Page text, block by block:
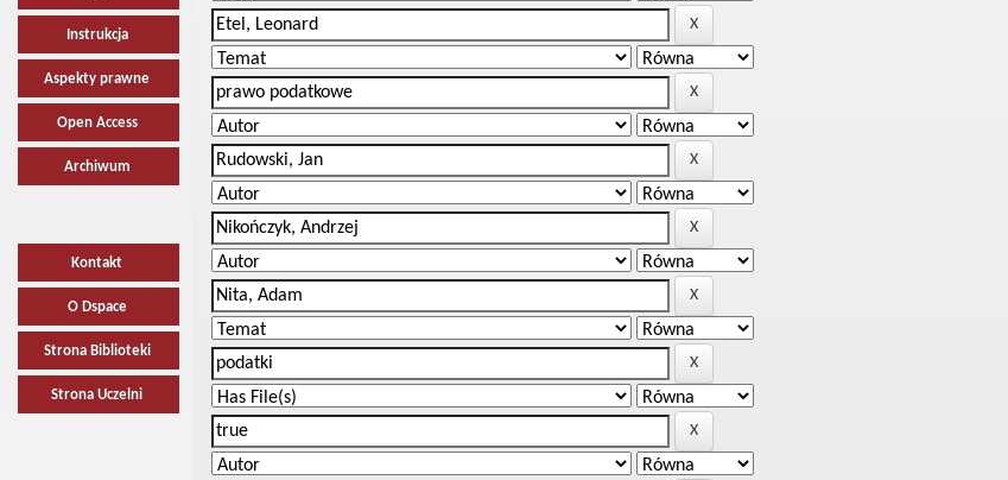
Instrukcja
Aspekty prawne
Open Access
Archiwum
Kontakt
O Dspace
Strona Biblioteki
Strona Uczelni